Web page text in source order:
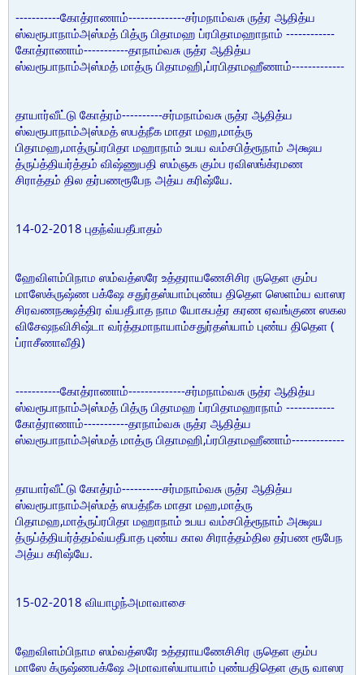
-----------கோத்ராணாம்--------------சர்மநாம்வசு ருத்ர ஆதித்ய
ஸ்வரூபாநாம்அஸ்மத் பித்ரு பிதாமஹ ப்ரபிதாமஹாநாம் ------------
கோத்ராணாம்-----------தாநாம்வசு ருத்ர ஆதித்ய
ஸ்வரூபாநாம்அஸ்மத் மாத்ரு பிதாமஹி,ப்ரபிதாமஹீணாம்-------------
தாயார்வீட்டு கோத்ரம்----------சர்மநாம்வசு ருத்ர ஆதித்ய
ஸ்வரூபாநாம்அஸ்மத் ஸபத்நீக மாதா மஹ,மாத்ரு
பிதாமஹ,மாத்ருப்ரபிதா மஹாநாம் உபய வம்சபித்ரூநாம் அக்ஷய
த்ருப்த்தியர்த்தம் விஷ்ணுபதி ஸம்ஞக கும்ப ரவிஸங்க்ரமண
சிராத்தம் தில தர்பணரூபேந அத்ய கரிஷ்யே.
14-02-2018 புதந்வ்யதீபாதம்
ஹேவிளம்பிநாம ஸம்வத்ஸரே உத்தராயணேசிசிர ருதெள கும்ப
மாஸேக்ருஷ்ண பக்ஷே சதுர்தஸ்யாம்புண்ய திதெள ஸெளம்ய வாஸர
சிரவணநக்ஷத்திர வ்யதீபாத நாம யோகபத்ர கரண ஏவங்குண ஸகல
விசேஷநவிசிஷ்டா வர்த்தமாநாயாம்சதுர்தஸ்யாம் புண்ய திதெள (
ப்ராசீணாவீதி)
-----------கோத்ராணாம்--------------சர்மநாம்வசு ருத்ர ஆதித்ய
ஸ்வரூபாநாம்அஸ்மத் பித்ரு பிதாமஹ ப்ரபிதாமஹாநாம் ------------
கோத்ராணாம்-----------தாநாம்வசு ருத்ர ஆதித்ய
ஸ்வரூபாநாம்அஸ்மத் மாத்ரு பிதாமஹி,ப்ரபிதாமஹீணாம்-------------
தாயார்வீட்டு கோத்ரம்----------சர்மநாம்வசு ருத்ர ஆதித்ய
ஸ்வரூபாநாம்அஸ்மத் ஸபத்நீக மாதா மஹ,மாத்ரு
பிதாமஹ,மாத்ருப்ரபிதா மஹாநாம் உபய வம்சபித்ரூநாம் அக்ஷய
த்ருப்த்தியர்த்தம்வ்யதீபாத புண்ய கால சிராத்தம்தில தர்பண ரூபேந
அத்ய கரிஷ்யே.
15-02-2018 வியாழந்அமாவாசை
ஹேவிளம்பிநாம ஸம்வத்ஸரே உத்தராயணேசிசிர ருதெள கும்ப
மாஸே க்ருஷ்ணபக்ஷே அமாவாஸ்யாயாம் புண்யதிதெள குரு வாஸர